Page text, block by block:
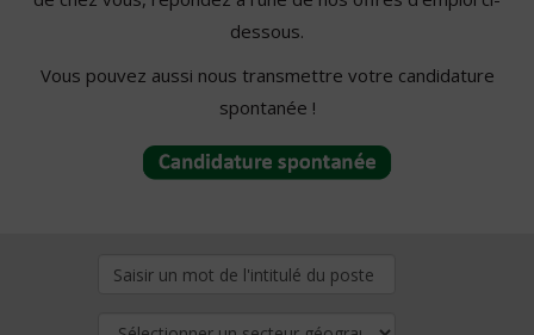
dessous.
Vous pouvez aussi nous transmettre votre candidature
spontanée !